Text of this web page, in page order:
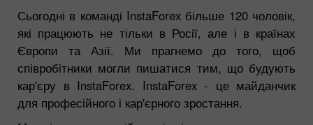
Сьогодні в команді InstaForex більше 120 чоловік,
які працюють не тільки в Росії, але і в країнах
Європи та Азії. Ми прагнемо до того, щоб
співробітники могли пишатися тим, що будують
кар'єру в InstaForex. InstaForex - це майданчик
для професійного і кар'єрного зростання.